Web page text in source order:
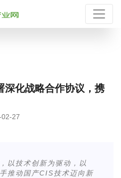
深化战略合作协议，携
27
以技术创新为驱动，以
推动国产CIS技术迈向新